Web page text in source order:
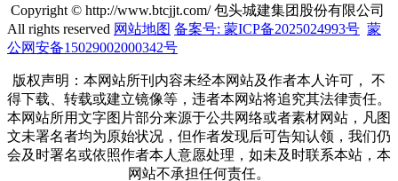
Copyright © http://www.btcjjt.com/ 包头城建集团股份有限公司
All rights reserved 网站地图 备案号: 蒙ICP备2025024993号 蒙
公网安备15029002000342号
版权声明：本网站所刊内容未经本网站及作者本人许可， 不
得下载、转载或建立镜像等，违者本网站将追究其法律责任。
本网站所用文字图片部分来源于公共网络或者素材网站，凡图
文未署名者均为原始状况，但作者发现后可告知认领，我们仍
会及时署名或依照作者本人意愿处理，如未及时联系本站，本
网站不承担任何责任。